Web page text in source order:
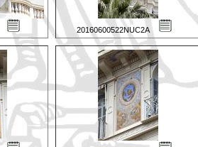
20160600522NUC2A